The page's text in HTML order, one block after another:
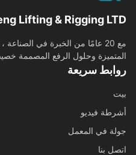
Lifting & Rigging
مع 20 عامًا من الخبرة في الصناعة ،
وحلول الرفع المصممة خصيصًا.
سريعة
فيديو
في المعمل
بنا